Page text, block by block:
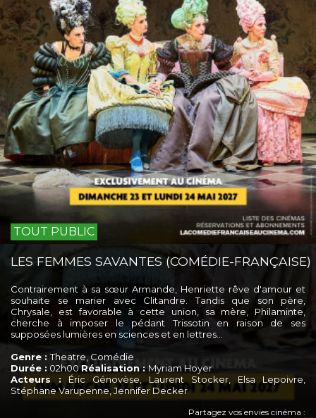
TOUT PUBLIC
LES FEMMES SAVANTES (COMÉDIE-FRANÇAISE)
Contrairement à sa sœur Armande, Henriette rêve d'amour et
souhaite se marier avec Clitandre. Tandis que son père,
Chrysale, est favorable à cette union, sa mère, Philaminte,
cherche à imposer le pédant Trissotin en raison de ses
supposées lumières en sciences et en lettres…
Genre :Theatre, Comédie
Durée : 02h00Réalisation : Myriam Hoyer
Acteurs : Éric Génovèse, Laurent Stocker, Elsa Lepoivre,
Stéphane Varupenne, Jennifer Decker
Partagez vos envies cinéma :